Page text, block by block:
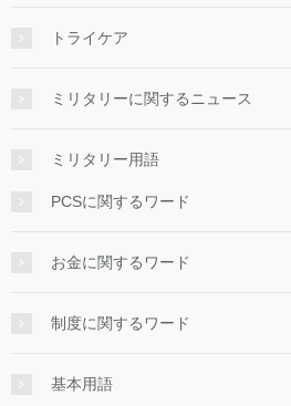
トライケア
ミリタリーに関するニュース
ミリタリー用語
PCSに関するワード
お金に関するワード
制度に関するワード
基本用語